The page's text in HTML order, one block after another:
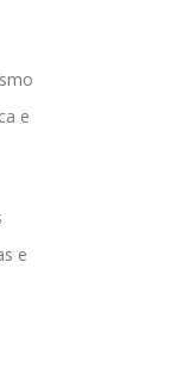
e
e